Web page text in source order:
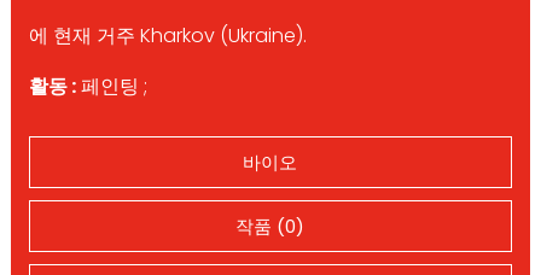
에 현재 거주 Kharkov (Ukraine).
활동 :페인팅 ;
바이오
작품 (0)